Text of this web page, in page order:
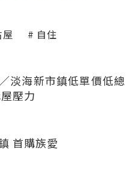
自住
淡海新市鎮低單價低總
壓力
首購族愛